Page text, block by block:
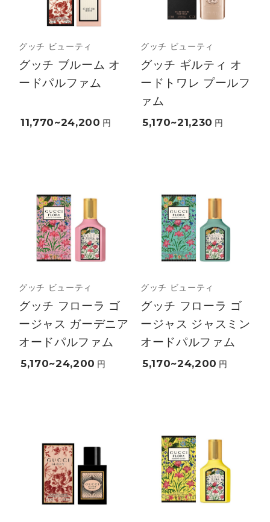
グッチ ビューティ
グッチ ブルーム オ
ードパルファム
11,770~24,200 円
グッチ ビューティ
グッチ ギルティ オ
ードトワレ プールフ
ァム
5,170~21,230 円
グッチ ビューティ
グッチ フローラ ゴ
ージャス ガーデニア
オードパルファム
5,170~24,200 円
グッチ ビューティ
グッチ フローラ ゴ
ージャス ジャスミン
オードパルファム
5,170~24,200 円